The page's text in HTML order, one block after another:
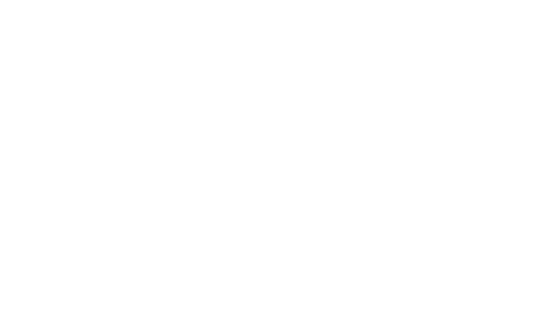
Gebrauchsanweisungen, Sicherheitshinweise und